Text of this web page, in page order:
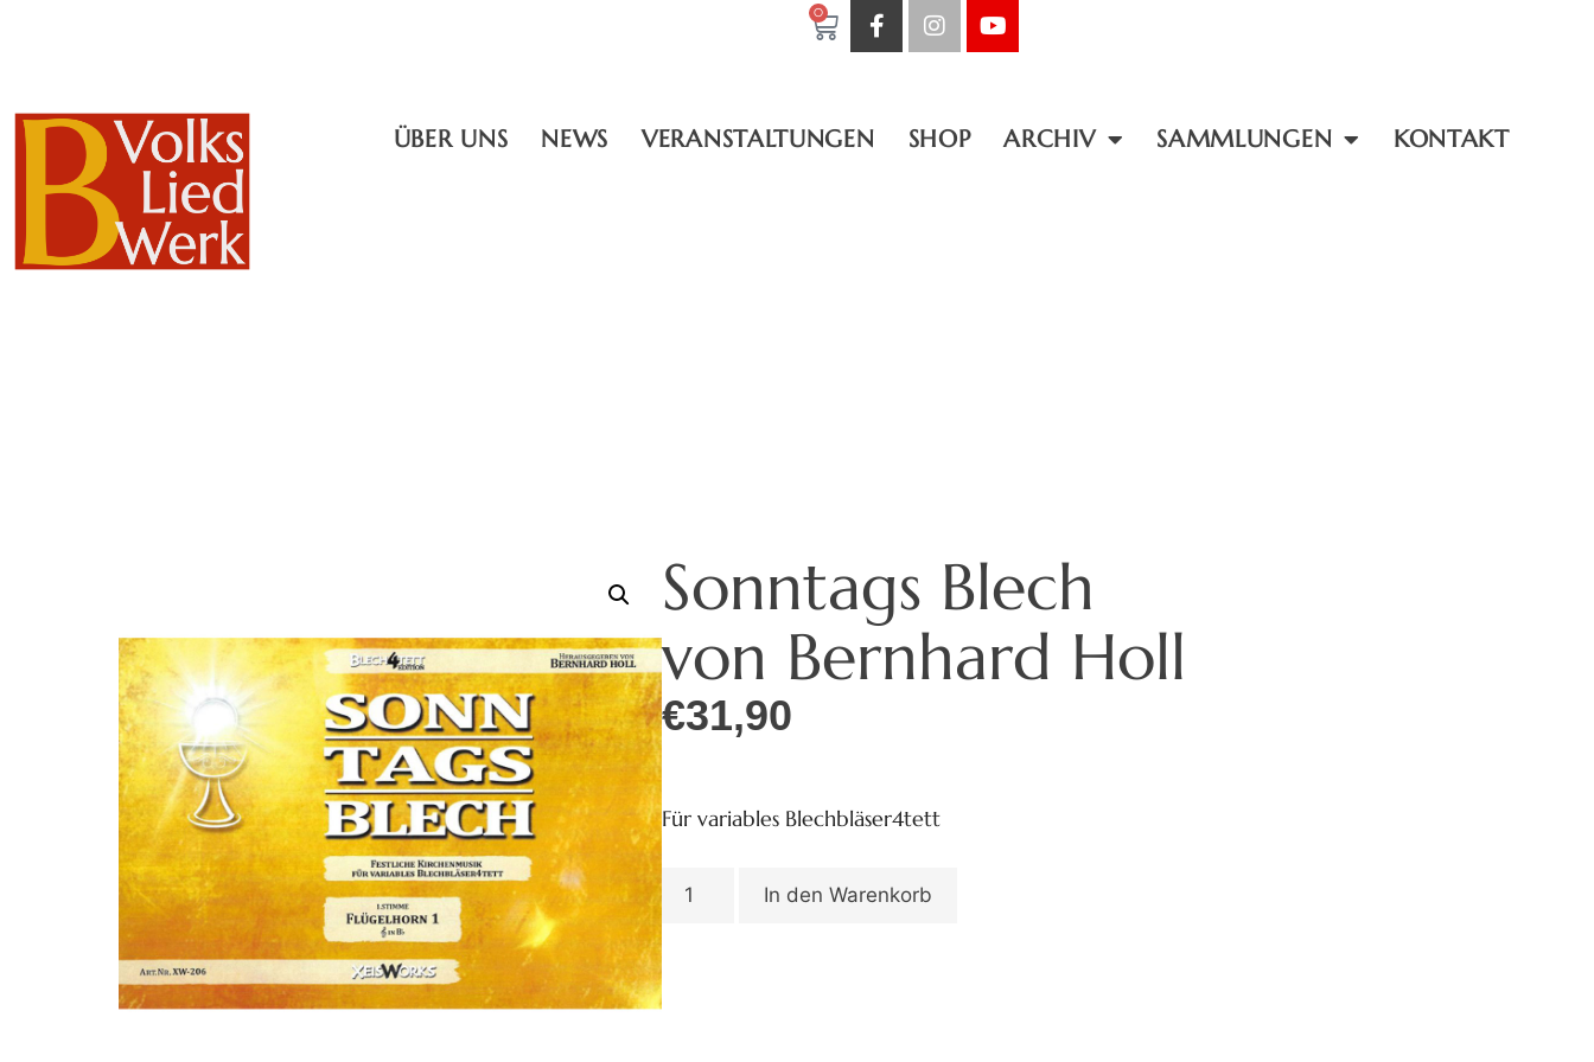
0
ÜBER UNS NEWS VERANSTALTUNGEN SHOP ARCHIV SAMMLUNGEN KONTAKT
Sonntags Blech
von Bernhard Holl
€31,90
Für variables Blechbläser4tett
In den Warenkorb